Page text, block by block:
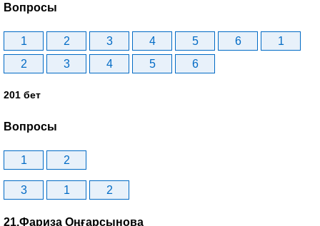
Вопросы
1 2 3 4 5 6
1
2
3 4 5 6
201 бет
Вопросы
1 2
3 1 2
21.Фариза Оңғарсынова